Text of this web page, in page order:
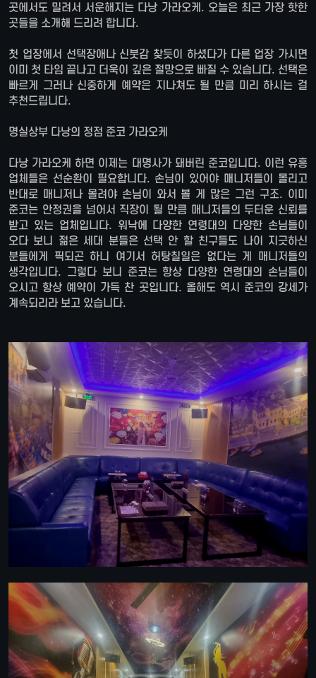
곳에서도 밀려서 서운해지는 다낭 가라오케. 오늘은 최근 가장 핫한
곳들을 소개해 드리려 합니다.
첫 업장에서 선택장애나 신붓감 찾듯이 하셨다가 다른 업장 가시면
이미 첫 타임 끝나고 더욱이 깊은 절망으로 빠질 수 있습니다. 선택은
빠르게 그러나 신중하게 예약은 지나쳐도 될 만큼 미리 하시는 걸
추천드립니다.
명실상부 다낭의 정점 준코 가라오케
다낭 가라오케 하면 이제는 대명사가 돼버린 준코입니다. 이런 유흥
업체들은 선순환이 필요합니다. 손님이 있어야 매니저들이 몰리고
반대로 매니저나 몰려야 손님이 와서 볼 게 많은 그런 구조. 이미
준코는 안정권을 넘어서 직장이 될 만큼 매니저들의 두터운 신뢰를
받고 있는 업체입니다. 워낙에 다양한 연령대의 다양한 손님들이
오다 보니 젊은 세대 분들은 선택 안 할 친구들도 나이 지긋하신
분들에게 픽되곤 하니 여기서 허탕칠일은 없다는 게 매니저들의
생각입니다. 그렇다 보니 준코는 항상 다양한 연령대의 손님들이
오시고 항상 예약이 가득 찬 곳입니다. 올해도 역시 준코의 강세가
계속되리라 보고 있습니다.